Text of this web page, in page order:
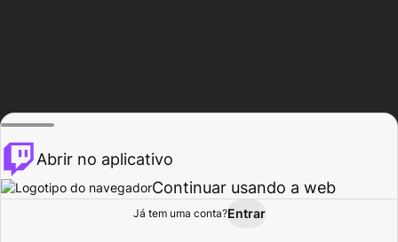
Procurar Atividade
Abrir no aplicativo
Continuar usando a web
Já tem uma conta?Entrar